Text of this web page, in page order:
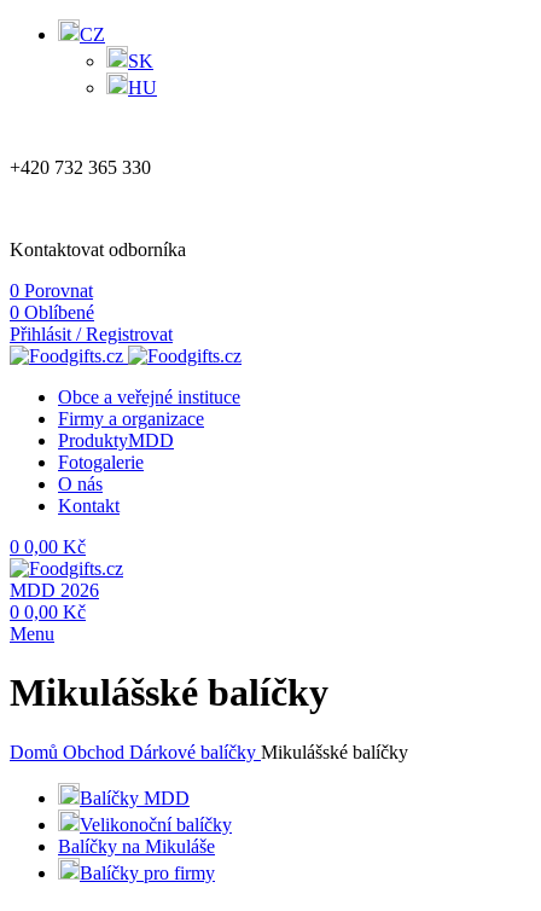
CZ
SK
HU
+420 732 365 330
Kontaktovat odborníka
0 Porovnat
0 Oblíbené
Přihlásit / Registrovat
Obce a veřejné instituce
Firmy a organizace
ProduktyMDD
Fotogalerie
O nás
Kontakt
0 0,00 Kč
MDD 2026
0 0,00 Kč
Menu
Mikulášské balíčky
Domů Obchod Dárkové balíčky Mikulášské balíčky
Balíčky MDD
Velikonoční balíčky
Balíčky na Mikuláše
Balíčky pro firmy